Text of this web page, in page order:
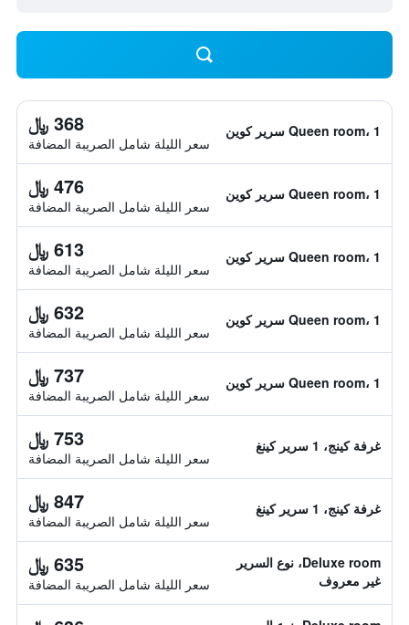
Queen room، 1 سرير كوين 368 ﷼
سعر الليلة شامل الصريبة المضافة
Queen room، 1 سرير كوين 476 ﷼
سعر الليلة شامل الصريبة المضافة
Queen room، 1 سرير كوين 613 ﷼
سعر الليلة شامل الصريبة المضافة
Queen room، 1 سرير كوين 632 ﷼
سعر الليلة شامل الصريبة المضافة
Queen room، 1 سرير كوين 737 ﷼
سعر الليلة شامل الصريبة المضافة
غرفة كينج، 1 سرير كينغ 753 ﷼
سعر الليلة شامل الصريبة المضافة
غرفة كينج، 1 سرير كينغ 847 ﷼
سعر الليلة شامل الصريبة المضافة
Deluxe room، نوع السرير
غير معروف
635 ﷼
سعر الليلة شامل الصريبة المضافة